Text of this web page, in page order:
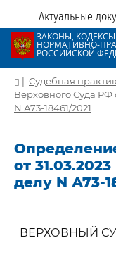
Актуальные
ЗАКОНЫ,
НОРМАТИВНО-
РОССИЙСКОЙ
| Судебная
Верховного Суда РФ
N А73-18461/2021
от
делу N А73-
ВЕРХОВНЫЙ